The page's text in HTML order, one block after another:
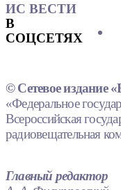
ИС ВЕСТИ
В
СОЦСЕТЯХ
© Сетевое издание
«Федеральное
Всероссийская
радиовещательная
Главный редактор